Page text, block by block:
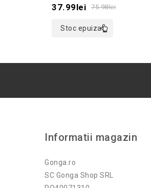
of
Culoaremodel Albastru
75.98lei
37.99lei
Stoc epuizat
Informatii magazin
Gonga.ro
SC Gonga Shop SRL